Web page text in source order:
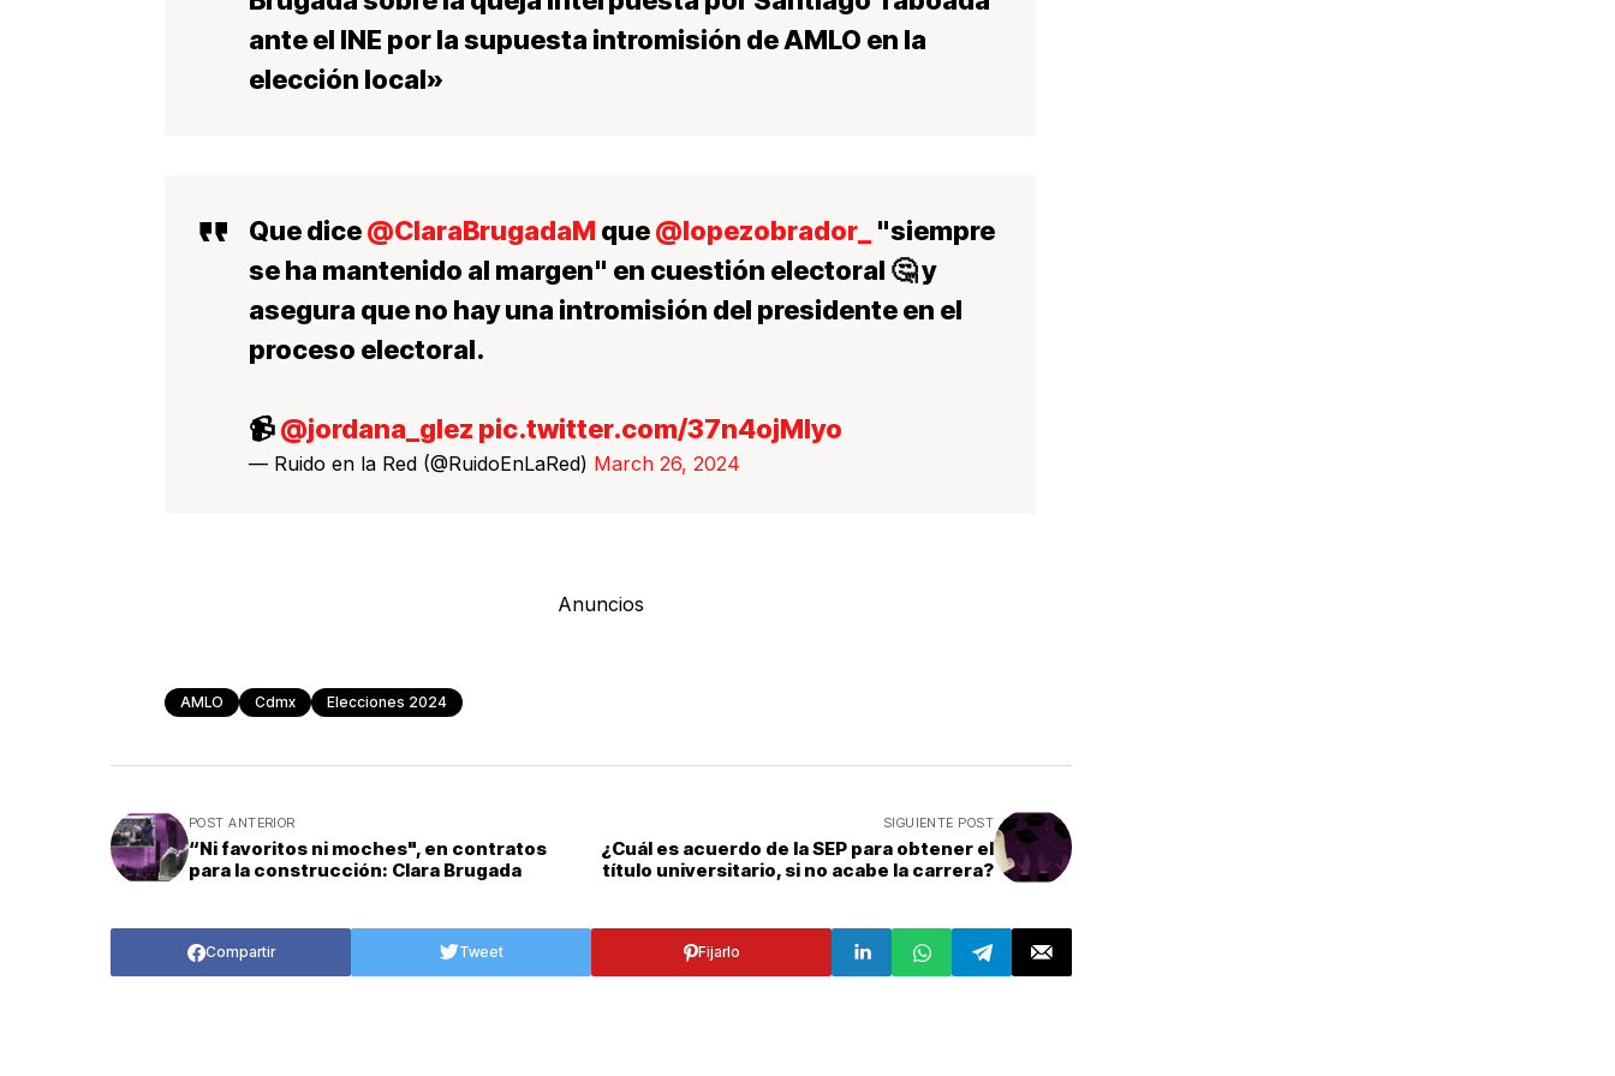
ante el INE por la supuesta intromisión de AMLO en la
elección local»
Que dice@ClaraBrugadaM que@lopezobrador_
"siempre
se ha mantenido al margen" en cuestión electoral 🤔 y
asegura que no hay una intromisión del presidente en el
proceso electoral.
📹@jordana_glez pic.twitter.com/37n4ojMlyo
— Ruido en la Red (@RuidoEnLaRed) March 26, 2024
Anuncios
AMLO Cdmx Elecciones 2024
POST ANTERIOR
“Ni favoritos ni moches", en contratos
para la construcción: Clara Brugada
SIGUIENTE POST
¿Cuál es acuerdo de la SEP para obtener el
título universitario, si no acabe la carrera?
Compartir Tweet Fijarlo